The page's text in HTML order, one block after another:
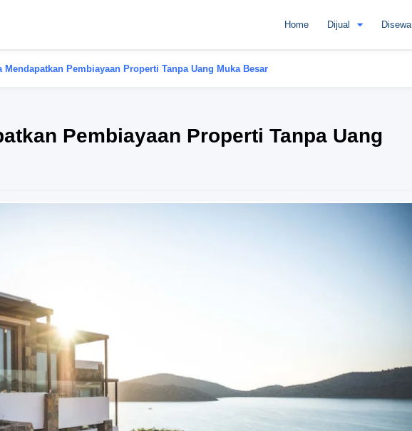
Home Dijual Disewa
Mendapatkan Pembiayaan Properti Tanpa Uang Muka Besar
Pembiayaan Properti Tanpa Uang